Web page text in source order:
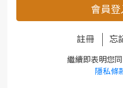
會員登
註冊 忘
繼續即表明您
隱私條